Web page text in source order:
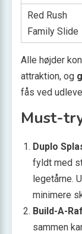
Red Rush
Family Slide
Alle højder
attraktion, og
fås ved
Must-
Duplo
fyldt med
legetårne.
minimere
Build-A-
sammen